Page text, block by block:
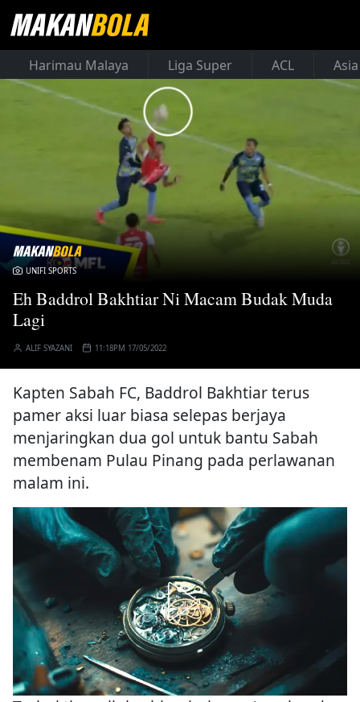
Harimau Malaya Liga Super ACL
UNIFI SPORTS
Eh Baddrol Bakhtiar Ni Macam Budak Muda
Lagi
ALIF SYAZANI 11:18PM 17/05/2022
Kapten Sabah FC, Baddrol Bakhtiar terus
pamer aksi luar biasa selepas berjaya
menjaringkan dua gol untuk bantu Sabah
membenam Pulau Pinang pada perlawanan
malam ini.